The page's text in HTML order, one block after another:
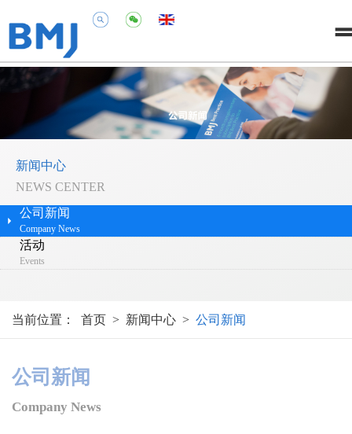
新闻中心
NEWS CENTER
公司新闻
Company News
活动
Events
当前位置： 首页 > 新闻中心 > 公司新闻
公司新闻
Company News